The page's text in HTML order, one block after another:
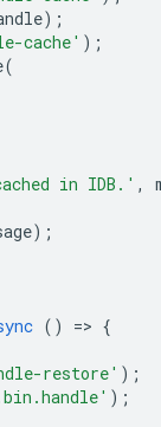
);
cache' );
(
in IDB.' ,
);
() => {
restore' );
);